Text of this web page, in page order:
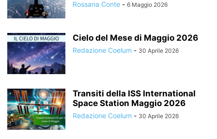
Rossana Conte - 6 Maggio 2026
Cielo del Mese di Maggio 2026
Redazione Coelum - 30 Aprile 2026
Transiti della ISS International
Space Station Maggio 2026
Redazione Coelum - 30 Aprile 2026